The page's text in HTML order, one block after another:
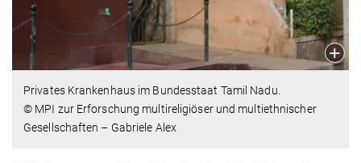
Privates Krankenhaus im Bundesstaat Tamil Nadu.
© MPI zur Erforschung multireligiöser und multiethnischer
Gesellschaften – Gabriele Alex